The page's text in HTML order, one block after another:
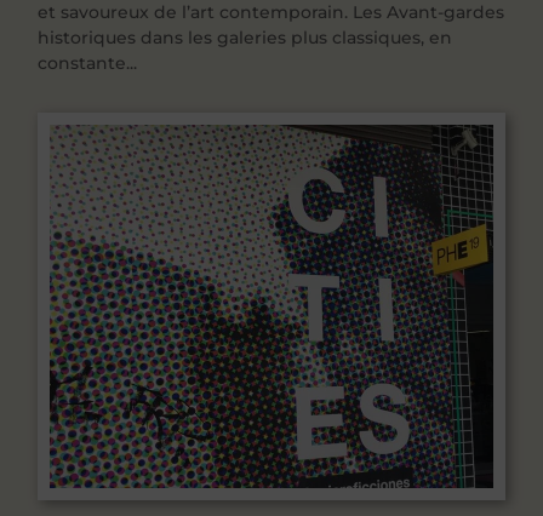
et savoureux de l’art contemporain. Les Avant-gardes
historiques dans les galeries plus classiques, en
constante...